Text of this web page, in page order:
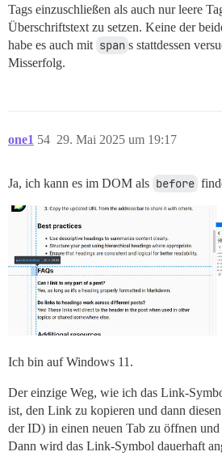
Tags einzuschließen als auch nur leere
Überschriftstext zu setzen. Keine der
habe es auch mit span s stattdessen
Misserfolg.
one1 29. Mai 2025 um 19:17
54
Ja, ich kann es im DOM als before
Ich bin auf Windows 11.
Der einzige Weg, wie ich das Link-
ist, den Link zu kopieren und dann
der ID) in einen neuen Tab zu öffnen
Dann wird das Link-Symbol dauerhaft